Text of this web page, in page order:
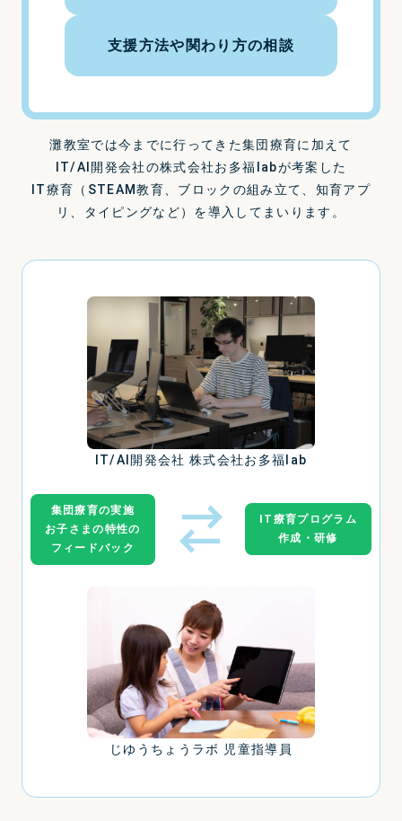
支援方法や関わり方の相談
灘教室では今までに行ってきた集団療育に加えて
IT/AI開発会社の株式会社お多福labが考案した
IT療育（STEAM教育、ブロックの組み立て、知育アプ
リ、タイピングなど）を導入してまいります。
IT/AI開発会社 株式会社お多福lab
IT療育プログラム
作成・研修
集団療育の実施
お子さまの特性の
フィードバック
じゆうちょうラボ 児童指導員